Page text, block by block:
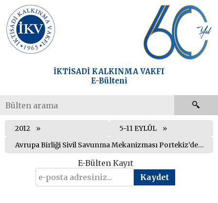
İKTİSADİ KALKINMA VAKFI
E-Bülteni
2012
5-11 EYLÜL
Avrupa Birliği Sivil Savunma Mekanizması Portekiz’deki orman yangınlarının söndürülmesi için devreye geçirildi
E-Bülten Kayıt